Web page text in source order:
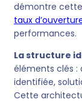
démontre cette
taux
performances.
La structure
éléments clés :
identifiée,
Cette